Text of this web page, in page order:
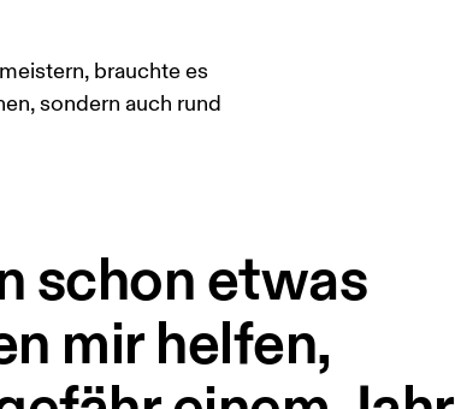
brauchte es
sondern auch rund
schon etwas
mir helfen,